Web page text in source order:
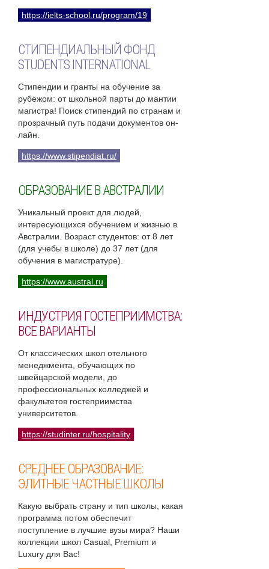
https://ielts-school.ru/program/19
СТИПЕНДИАЛЬНЫЙ ФОНД
STUDENTS INTERNATIONAL
Стипендии и гранты на обучение за
рубежом: от школьной парты до мантии
магистра! Поиск стипендий по странам и
прозрачный путь подачи документов он-
лайн.
https://www.stipendiat.ru/
ОБРАЗОВАНИЕ В АВСТРАЛИИ
Уникальный проект для людей,
интересующихся обучением и жизнью в
Австралии. Возраст студентов: от 8 лет
(для учебы в школе) до 37 лет (для
обучения в магистратуре).
https://www.austral.ru
ИНДУСТРИЯ ГОСТЕПРИИМСТВА:
ВСЕ ВАРИАНТЫ
От классических школ отельного
менеджмента, обучающих по
швейцарской модели, до
профессиональных колледжей и
факультетов гостеприимства
университетов.
https://studinter.ru/hospitality
СРЕДНЕЕ ОБРАЗОВАНИЕ:
ЭЛИТНЫЕ ЧАСТНЫЕ ШКОЛЫ
Какую выбрать страну и тип школы, какая
программа потом обеспечит
поступление в лучшие вузы мира? Наши
коллекции школ Casual, Premium и
Luxury для Вас!